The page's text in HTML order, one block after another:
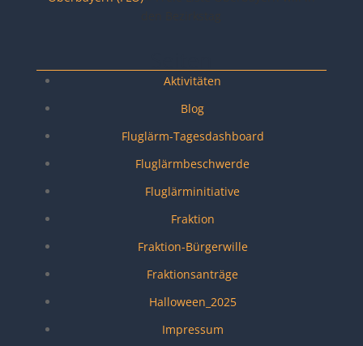
Aktivitäten
Blog
Fluglärm-Tagesdashboard
Fluglärmbeschwerde
Fluglärminitiative
Fraktion
Fraktion-Bürgerwille
Fraktionsanträge
Halloween_2025
Impressum